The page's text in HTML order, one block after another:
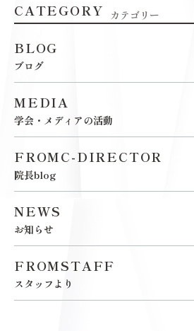
CATEGORY カテゴリー
BLOG
ブログ
MEDIA
学会・メディアの活動
FROMC-DIRECTOR
院長blog
NEWS
お知らせ
FROMSTAFF
スタッフより